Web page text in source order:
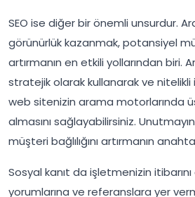
SEO ise diğer bir önemli unsurdur.
görünürlük kazanmak, potansiyel
artırmanın en etkili yollarından biri.
stratejik olarak kullanarak ve nitelikli
web sitenizin arama motorlarında
almasını sağlayabilirsiniz.
müşteri bağlılığını artırmanın
Sosyal kanıt da işletmenizin itibarını
yorumlarına ve referanslara yer